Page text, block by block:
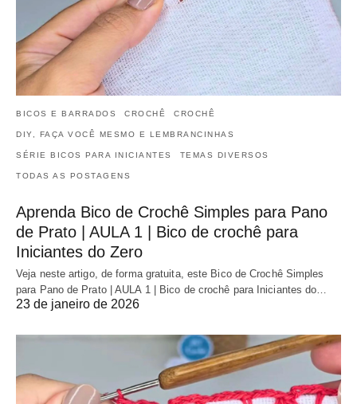
BICOS E BARRADOS CROCHÊ CROCHÊ
DIY, FAÇA VOCÊ MESMO E LEMBRANCINHAS
SÉRIE BICOS PARA INICIANTES TEMAS DIVERSOS
TODAS AS POSTAGENS
Aprenda Bico de Crochê Simples para Pano
de Prato | AULA 1 | Bico de crochê para
Iniciantes do Zero
Veja neste artigo, de forma gratuita, este Bico de Crochê Simples
para Pano de Prato | AULA 1 | Bico de crochê para Iniciantes do…
23 de janeiro de 2026